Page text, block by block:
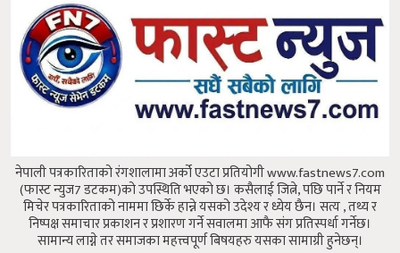
नेपाली पत्रकारिताको रंगशालामा अर्को एउटा प्रतियोगी www.fastnews7.com
(फास्ट न्युज7 डटकम)को उपस्थिति भएको छ। कसैलाई जित्ने, पछि पार्ने र नियम
मिचेर पत्रकारिताको नाममा छिर्के हान्ने यसको उदेश्य र ध्येय छैन। सत्य , तथ्य र
निष्पक्ष समाचार प्रकाशन र प्रशारण गर्ने सवालमा आफै संग प्रतिस्पर्धा गर्नेछ।
सामान्य लाग्ने तर समाजका महत्त्वपूर्ण बिषयहरु यसका सामाग्री हुनेछन्।